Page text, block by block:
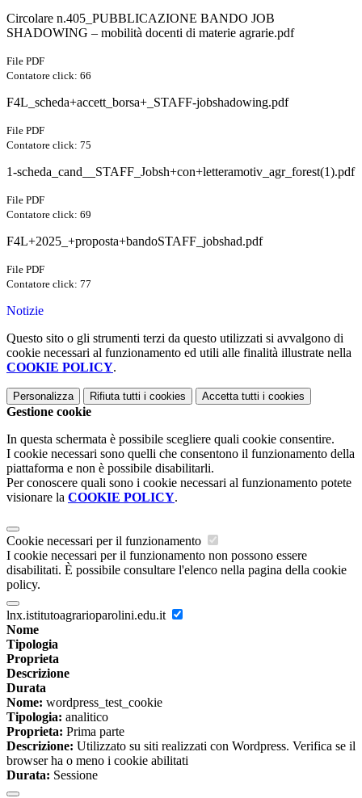
Circolare n.405_PUBBLICAZIONE BANDO JOB
SHADOWING – mobilità docenti di materie agrarie.pdf
File PDF
Contatore click: 66
F4L_scheda+accett_borsa+_STAFF-jobshadowing.pdf
File PDF
Contatore click: 75
1-scheda_cand__STAFF_Jobsh+con+letteramotiv_agr_forest(1).pdf
File PDF
Contatore click: 69
F4L+2025_+proposta+bandoSTAFF_jobshad.pdf
File PDF
Contatore click: 77
Notizie
Questo sito o gli strumenti terzi da questo utilizzati si avvalgono di
cookie necessari al funzionamento ed utili alle finalità illustrate nella
COOKIE POLICY.
Personalizza Rifiuta tutti i cookies Accetta tutti i cookies
Gestione cookie
In questa schermata è possibile scegliere quali cookie consentire.
I cookie necessari sono quelli che consentono il funzionamento della
piattaforma e non è possibile disabilitarli.
Per conoscere quali sono i cookie necessari al funzionamento potete
visionare la COOKIE POLICY.
Cookie necessari per il funzionamento
I cookie necessari per il funzionamento non possono essere
disabilitati. È possibile consultare l'elenco nella pagina della cookie
policy.
lnx.istitutoagrarioparolini.edu.it
Nome
Tipologia
Proprieta
Descrizione
Durata
Nome: wordpress_test_cookie
Tipologia: analitico
Proprieta: Prima parte
Descrizione: Utilizzato su siti realizzati con Wordpress. Verifica se il
browser ha o meno i cookie abilitati
Durata: Sessione